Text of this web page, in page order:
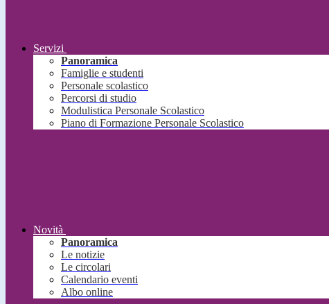
Servizi
Panoramica
Famiglie e studenti
Personale scolastico
Percorsi di studio
Modulistica Personale Scolastico
Piano di Formazione Personale Scolastico
Novità
Panoramica
Le notizie
Le circolari
Calendario eventi
Albo online